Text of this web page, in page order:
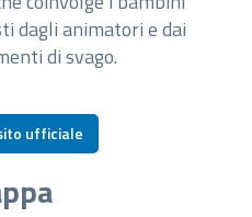
dagli animatori e dai
di svago.
ufficiale